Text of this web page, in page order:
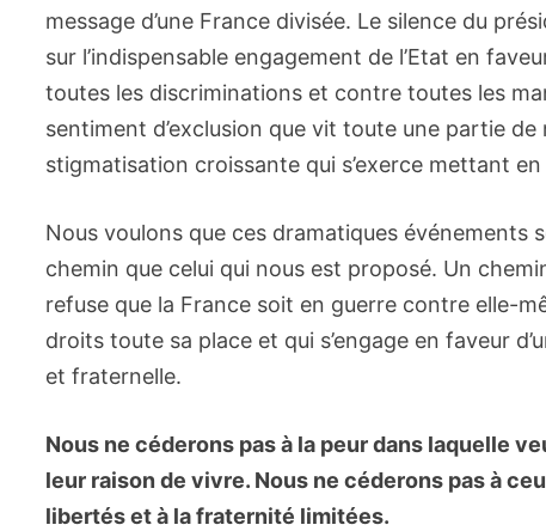
message d’une France divisée. Le silence du
sur l’indispensable engagement de l’Etat en
toutes les discriminations et contre toutes les
sentiment d’exclusion que vit toute une partie
stigmatisation croissante qui s’exerce mettant
Nous voulons que ces dramatiques événements
chemin que celui qui nous est proposé. Un
refuse que la France soit en guerre contre elle-
droits toute sa place et qui s’engage en faveur
et fraternelle.
Nous ne céderons pas à la peur dans laquelle
leur raison de vivre. Nous ne céderons pas à
libertés et à la fraternité limitées.